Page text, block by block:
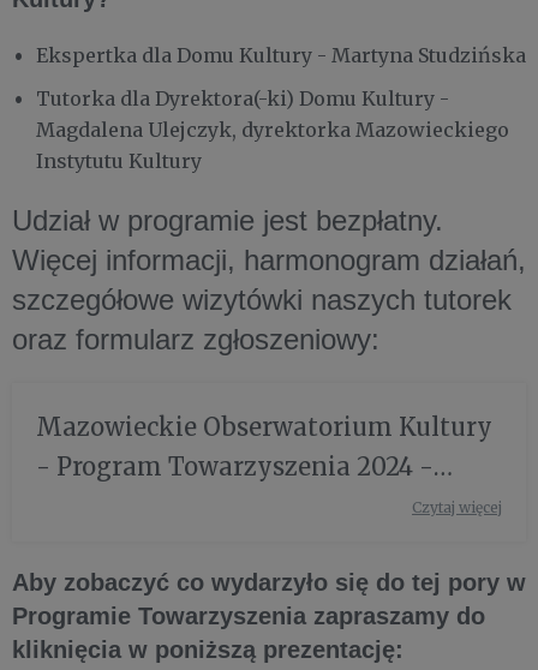
Ekspertka dla Domu Kultury - Martyna Studzińska
Tutorka dla Dyrektora(-ki) Domu Kultury -
Magdalena Ulejczyk, dyrektorka Mazowieckiego
Instytutu Kultury
Udział w programie jest bezpłatny.
Więcej informacji, harmonogram działań,
szczegółowe wizytówki naszych tutorek
oraz formularz zgłoszeniowy:
Mazowieckie Obserwatorium Kultury
- Program Towarzyszenia 2024 -
nabór uzupełniający dla domówCzytaj więcej
Aby zobaczyć co wydarzyło się do tej pory w
Programie Towarzyszenia zapraszamy do
kliknięcia w poniższą prezentację: